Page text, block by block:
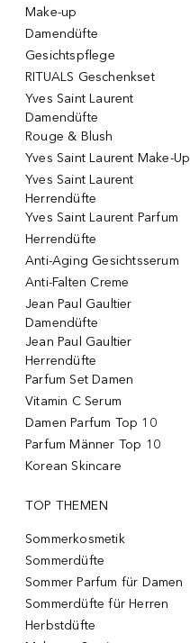
Make-up
Damendüfte
Gesichtspflege
RITUALS Geschenkset
Yves Saint Laurent
Damendüfte
Rouge & Blush
Yves Saint Laurent Make-Up
Yves Saint Laurent
Herrendüfte
Yves Saint Laurent Parfum
Herrendüfte
Anti-Aging Gesichtsserum
Anti-Falten Creme
Jean Paul Gaultier
Damendüfte
Jean Paul Gaultier
Herrendüfte
Parfum Set Damen
Vitamin C Serum
Damen Parfum Top 10
Parfum Männer Top 10
Korean Skincare
TOP THEMEN
Sommerkosmetik
Sommerdüfte
Sommer Parfum für Damen
Sommerdüfte für Herren
Herbstdüfte